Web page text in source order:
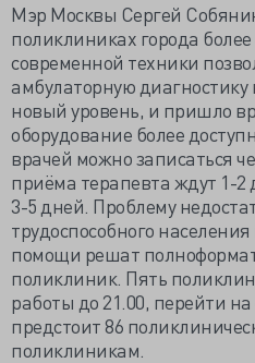
Мэр Москвы Сергей
поликлиниках города
современной техники
амбулаторную
новый уровень, и пришло
оборудование более
врачей можно записаться
приёма терапевта ждут 1-2
3-5 дней. Проблему
трудоспособного
помощи решат
поликлиник. Пять
работы до 21.00, перейти
предстоит 86
поликлиникам.